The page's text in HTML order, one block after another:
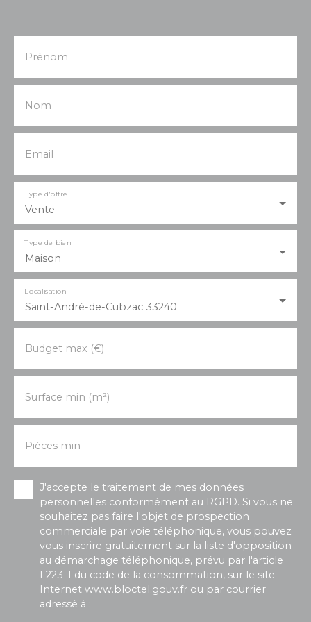
Prénom
Nom
Email
Vente
Type d'offre
Maison
Type de bien
Saint-André-de-Cubzac 33240
Localisation
Budget max (€)
Surface min (m²)
Pièces min
J'accepte le traitement de mes données
personnelles conformément au RGPD. Si vous ne
souhaitez pas faire l'objet de prospection
commerciale par voie téléphonique, vous pouvez
vous inscrire gratuitement sur la liste d'opposition
au démarchage téléphonique, prévu par l'article
L223-1 du code de la consommation, sur le site
Internet www.bloctel.gouv.fr ou par courrier
adressé à :